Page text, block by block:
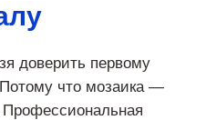
доверить первому
что мозаика —